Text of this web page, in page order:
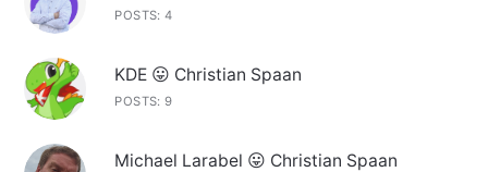
POSTS: 4
KDE 😛 Christian Spaan
POSTS: 9
Michael Larabel 😛 Christian Spaan